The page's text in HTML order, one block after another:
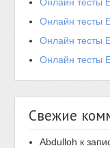
Онлайн тесты
Онлайн тесты
Онлайн тесты
Свежие
Abdulloh к